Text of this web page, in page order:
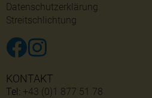
Datenschutzerklärung
Streitschlichtung
KONTAKT
Tel: +43 (0)1 877 51 78